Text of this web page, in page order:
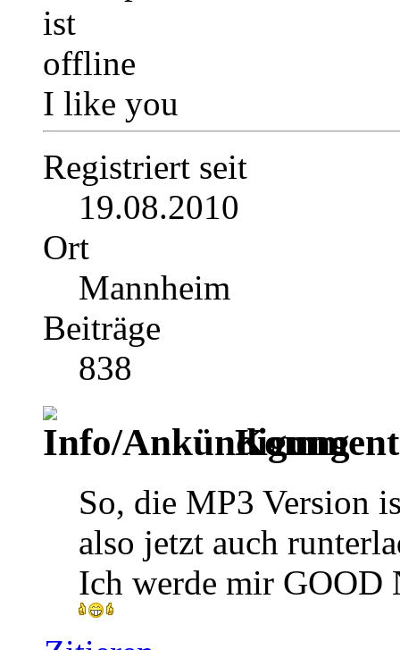
I like you
Registriert seit
19.08.2010
Ort
Mannheim
Beiträge
838
So, die MP3 Version
also jetzt auch
Ich werde mir GOOD